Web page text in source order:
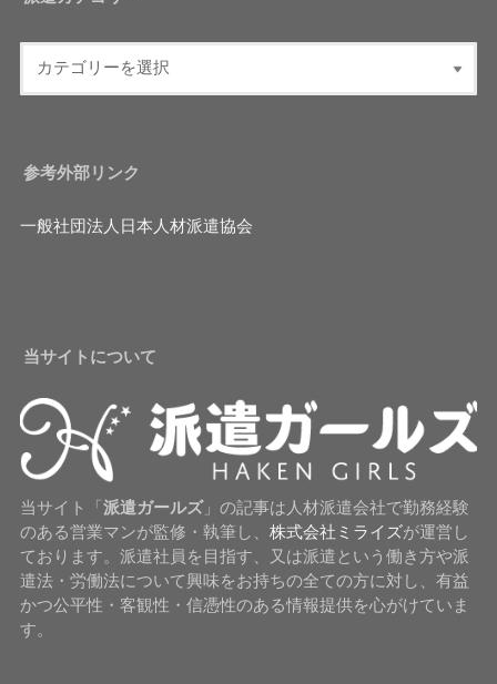
参考外部リンク
一般社団法人日本人材派遣協会
当サイトについて
当サイト「 派遣ガールズ」の記事は人材派遣会社で勤務経験
のある営業マンが監修・執筆し、 株式会社ミライズが運営し
ております。派遣社員を目指す、又は派遣という働き方や派
遣法・労働法について興味をお持ちの全ての方に対し、有益
かつ公平性・客観性・信憑性のある情報提供を心がけていま
す。